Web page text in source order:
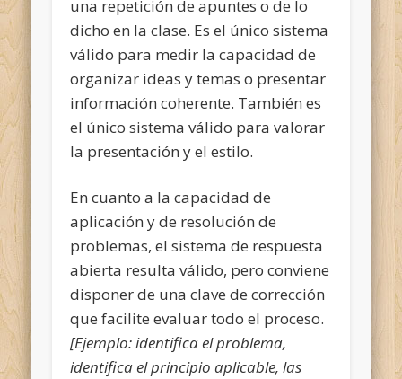
una repetición de apuntes o de lo
dicho en la clase. Es el único sistema
válido para medir la capacidad de
organizar ideas y temas o presentar
información coherente. También es
el único sistema válido para valorar
la presentación y el estilo.
En cuanto a la capacidad de
aplicación y de resolución de
problemas, el sistema de respuesta
abierta resulta válido, pero conviene
disponer de una clave de corrección
que facilite evaluar todo el proceso.
[Ejemplo: identifica el problema,
identifica el principio aplicable, las